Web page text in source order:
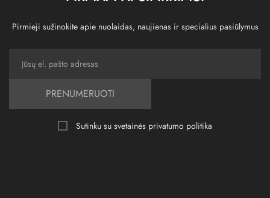
Pirmieji sužinokite apie nuolaidas, naujienas ir specialius pasiūlymus
PRENUMERUOTI
Sutinku su svetainės privatumo politika